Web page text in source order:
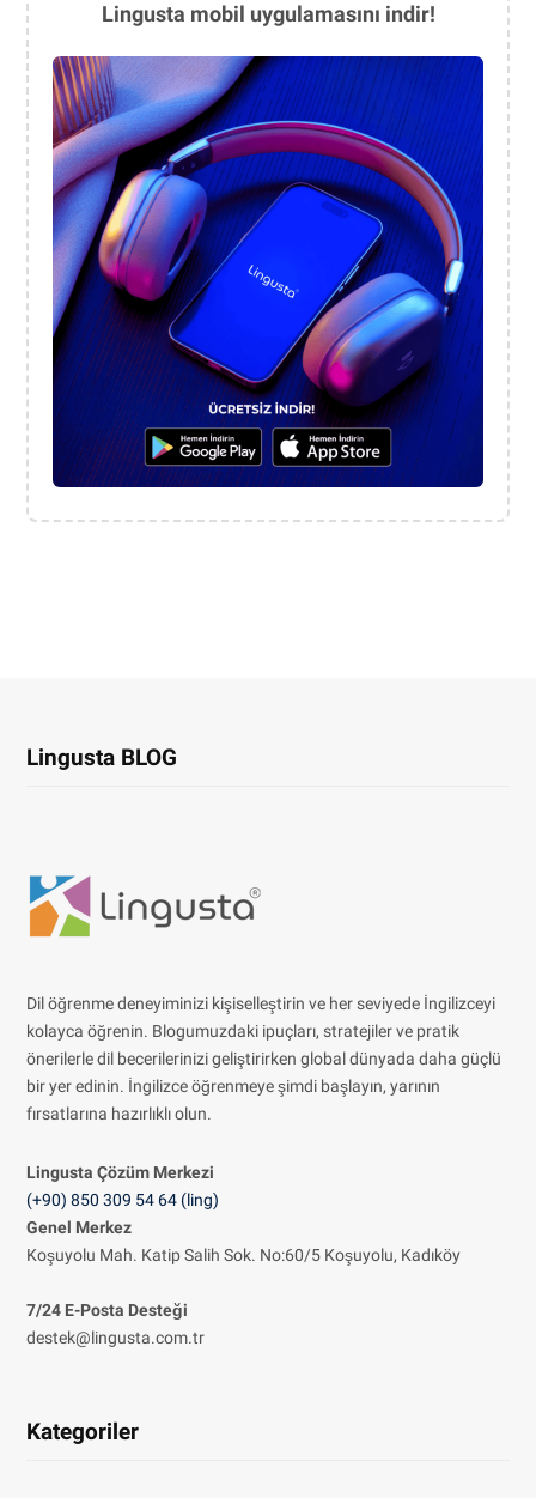
Lingusta mobil uygulamasını indir!
Lingusta BLOG
Dil öğrenme deneyiminizi kişiselleştirin ve her seviyede İngilizceyi
kolayca öğrenin. Blogumuzdaki ipuçları, stratejiler ve pratik
önerilerle dil becerilerinizi geliştirirken global dünyada daha güçlü
bir yer edinin. İngilizce öğrenmeye şimdi başlayın, yarının
fırsatlarına hazırlıklı olun.
Lingusta Çözüm Merkezi
(+90) 850 309 54 64 (ling)
Genel Merkez
Koşuyolu Mah. Katip Salih Sok. No:60/5 Koşuyolu, Kadıköy
7/24 E-Posta Desteği
destek@lingusta.com.tr
Kategoriler